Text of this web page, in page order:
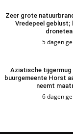
Zeer grote
Vredepeel geblust;
5 dagen
Aziatische
buurgemeente Horst
neemt
6 dagen